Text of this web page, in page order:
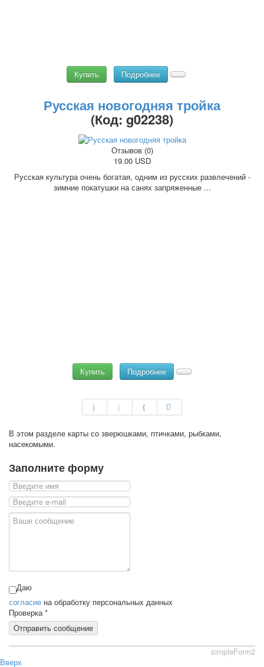
Купить Подробнее
Русская новогодняя тройка
(Код: g02238)
Отзывов (0)
19.00 USD
Русская культура очень богатая, одним из русских развлечений -
зимние покатушки на санях запряженные ...
Купить Подробнее
В этом разделе карты со зверюшками, птичками, рыбками,
насекомыми.
Заполните форму
Даю
согласие на обработку персональных данных
Проверка *
Отправить сообщение
simpleForm2
Вверх